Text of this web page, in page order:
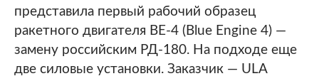
представила первый рабочий образец
ракетного двигателя BE-4 (Blue Engine 4) —
замену российским РД-180. На подходе еще
две силовые установки. Заказчик — ULA